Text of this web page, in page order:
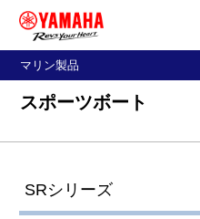
マリン製品
スポーツボート
SRシリーズ